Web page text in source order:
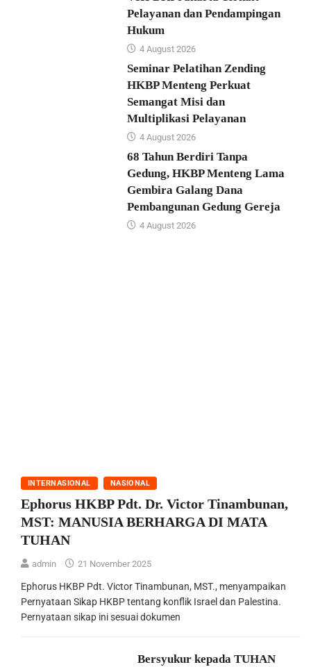
Pelayanan dan Pendampingan
Hukum
4 August 2026
Seminar Pelatihan Zending
HKBP Menteng Perkuat
Semangat Misi dan
Multiplikasi Pelayanan
4 August 2026
68 Tahun Berdiri Tanpa
Gedung, HKBP Menteng Lama
Gembira Galang Dana
Pembangunan Gedung Gereja
4 August 2026
INTERNASIONAL NASIONAL
Ephorus HKBP Pdt. Dr. Victor Tinambunan,
MST: MANUSIA BERHARGA DI MATA
TUHAN
admin 21 November 2025
Ephorus HKBP Pdt. Victor Tinambunan, MST., menyampaikan
Pernyataan Sikap HKBP tentang konflik Israel dan Palestina.
Pernyataan sikap ini sesuai dokumen
Bersyukur kepada TUHAN